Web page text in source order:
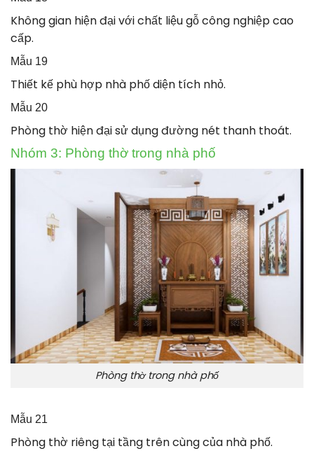
Không gian hiện đại với chất liệu gỗ công nghiệp cao
cấp.
Mẫu 19
Thiết kế phù hợp nhà phố diện tích nhỏ.
Mẫu 20
Phòng thờ hiện đại sử dụng đường nét thanh thoát.
Nhóm 3: Phòng thờ trong nhà phố
Phòng thờ trong nhà phố
Mẫu 21
Phòng thờ riêng tại tầng trên cùng của nhà phố.